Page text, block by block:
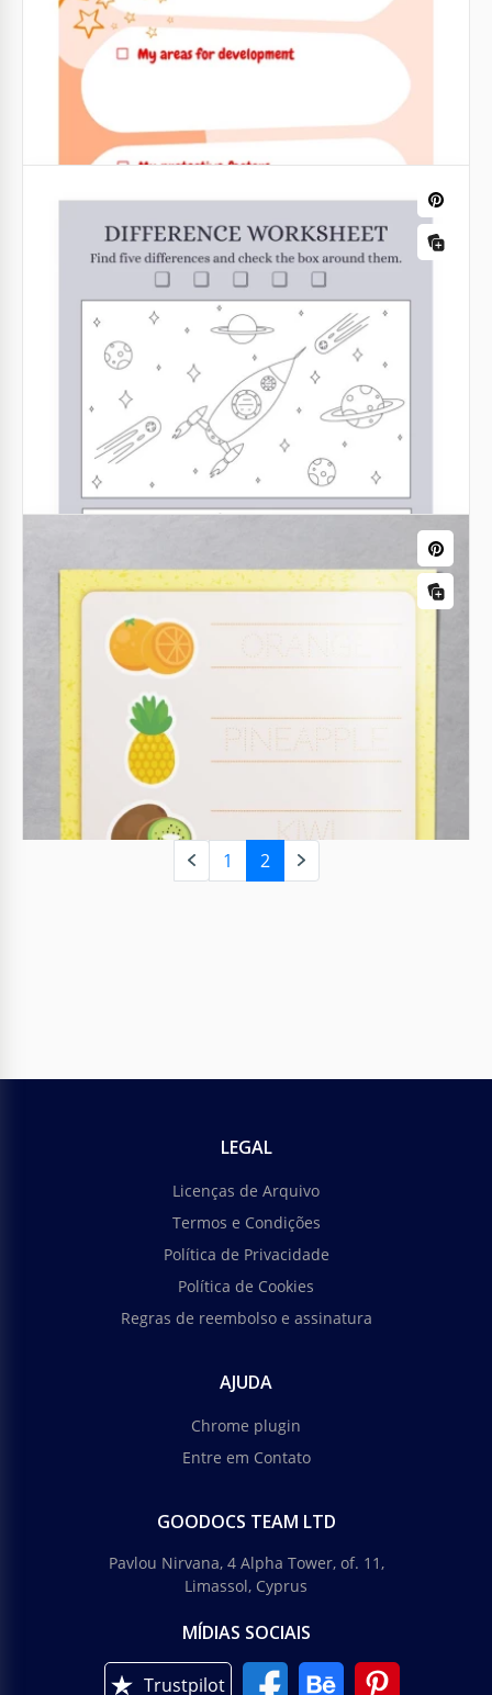
Google Slides
Ficha de Inícios e Finais
Nesta ficha, as crianças devem descobrir os
começos e finais das palavras. Selecionamos
palavras bem fáceis com apenas três letras.
Google Slides
Você quer saber do que preocupa seu filho, quais
são as fraquezas que eles sentem em si mesmos e
apenas conhecer melhor a vida pessoal deles e
construir relacionamentos de confiança?
Google Slides
1 2
LEGAL
Licenças de Arquivo
Termos e Condições
Política de Privacidade
Política de Cookies
Regras de reembolso e assinatura
AJUDA
Chrome plugin
Entre em Contato
GOODOCS TEAM LTD
Pavlou Nirvana, 4 Alpha Tower, of. 11,
Limassol, Cyprus
MÍDIAS SOCIAIS
Trustpilot